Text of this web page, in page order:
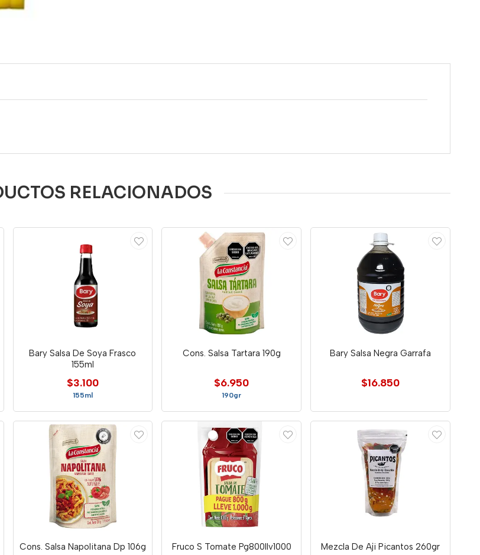
RELACIONADOS
Bary Salsa De Soya Frasco
155ml
$3.100
155ml
Cons. Salsa Tartara 190g
$6.950
190gr
Bary Salsa Negra Garrafa
$16.850
Cons. Salsa Napolitana Dp 106g Fruco S Tomate Pg800llv1000 Mezcla De Aji Picantos 260gr